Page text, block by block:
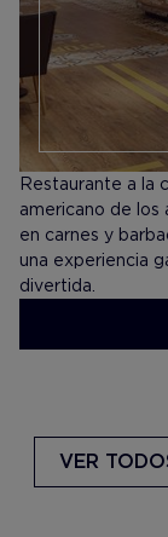
Restaurante a la
americano de los
en carnes y
una experiencia
divertida.
VER